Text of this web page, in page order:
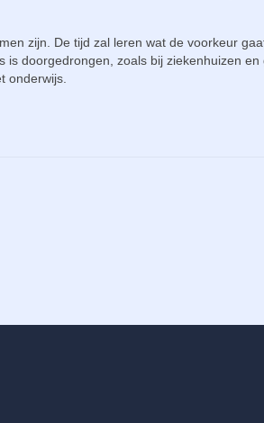
zijn. De tijd zal leren wat de voorkeur
doorgedrongen, zoals bij ziekenhuizen en
onderwijs.